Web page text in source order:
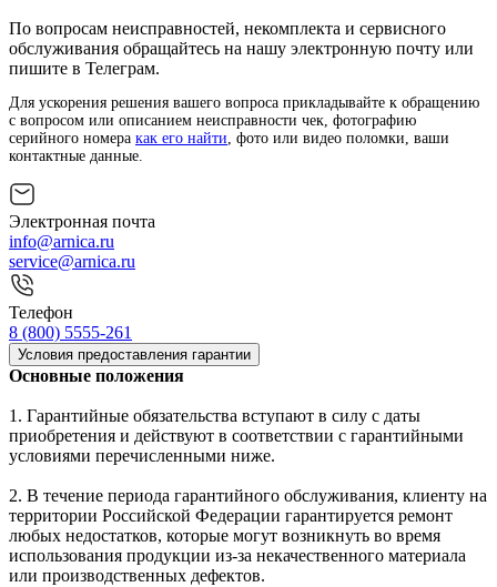
По вопросам неисправностей, некомплекта и сервисного
обслуживания обращайтесь на нашу электронную почту или
пишите в Телеграм.
Для ускорения решения вашего вопроса прикладывайте к обращению
с вопросом или описанием неисправности чек, фотографию
серийного номера как его найти, фото или видео поломки, ваши
контактные данные.
Электронная почта
info@arnica.ru
service@arnica.ru
Телефон
8 (800) 5555-261
Условия предоставления гарантии
Основные положения
1. Гарантийные обязательства вступают в силу с даты
приобретения и действуют в соответствии с гарантийными
условиями перечисленными ниже.
2. В течение периода гарантийного обслуживания, клиенту на
территории Российской Федерации гарантируется ремонт
любых недостатков, которые могут возникнуть во время
использования продукции из-за некачественного материала
или производственных дефектов.